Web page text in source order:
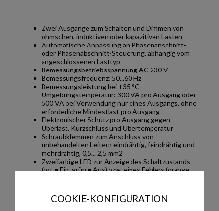
Zwei Ausgänge zum Schalten und Dimmen von
ohmschen, induktiven oder kapazitiven Lasten
Automatische Anpassung an Phasenanschnitt-
oder Phasenabschnitt-Steuerung, abhängig vom
angeschlossenen Lasttyp
Bemessungsbetriebsspannung AC 230 V
Bemessungsfrequenz: 50...60 Hz
Bemessungsleistung bei +35 °C
Umgebungstemperatur: 300 VA pro Ausgang oder
500 VA bei Verwendung nur eines Ausgangs, ohne
erforderliche Mindestlast pro Ausgang
Elektronischer Schutz pro Ausgang gegen
Überlast, Kurzschluss und Übertemperatur
Schraubklemmen zum Anschluss von
unbehandelten Leitern eindrähtig, feindrähtig und
mehrdrähtig, 0,5... 2,5 mm2
Zweifarbige LED zur Anzeige des Schaltzustands
(rot = Ein, grün = Aus) bzw. eines Fehlers (orange
Integrierter Busankoppler, Busanschluss über
Busklemme
COOKIE-KONFIGURATION